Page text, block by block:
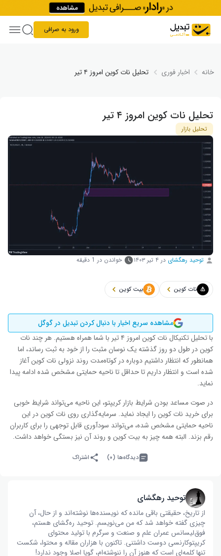
Skip to content
ورود به صرافی
خانه اخبار فوری تحلیل نات کوین امروز ۴ تیر
تحلیل نات کوین امروز ۴ تیر
تحلیل بازار
توحید رهگشای در ۴ تیر ۱۴۰۳ خواندن در 1 دقیقه
نات کوین بیت کوین
مشاهده سریع اخبار با دنبال کردن تبدیل در گوگل
با تحلیل تکنیکال نات کوین امروز ۴ تیر با شما همراه هستیم. هر چند نات
کوین در طول دو روز گذشته یک نوسان مثبت را از خود به ثبت رساند، اما
همانطور که انتظار داشتیم دوباره در کوتاه‌مدت روند نزولی نات کوین آغاز
شده است و انتظار داریم تا حداقل تا ناحیه حمایتی مشخص شده ادامه پیدا
نماید.
در صوت مساعد بودن شرایط بازار کریپتو، این ناحیه می‌تواند شرایط خوبی
برای خرید نات کوین را ایجاد نماید. سرمایه‌گذاری روی نات کوین در این
ناحیه حمایتی مشخص شده، می‌تواند سودآوری قابل توجهی را برای کاربران
رقم بزند. البته همه چیز به بیت کوین و روند آن نیز بستگی خواهد داشت.
دیدگاه‌ها (۰) اشتراک
توحید رهگشای
از تاریخ، حقیقتی باقی مانده که نویسنده‌ها نوشته‌اند و از حال، آن
چیزی گفته خواهد شد که من می‌نویسم. توحید ره‌گشای هستم،
فوق‌لیسانس عمران علم و صنعت و سرگرم با تولید محتوای
کریپتوکارنسی دوست داشتنی. تاکنون با هزاران مقاله و محتوا، شکست
تنها کلمه‌ای است که هنوز آن را ننوشته‌ام، گویا اصلا وجود ندارد!